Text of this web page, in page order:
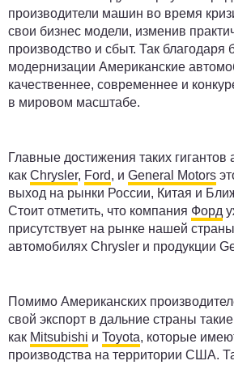
производители машин во время
свои бизнес модели, изменив
производство и сбыт. Так благодаря
модернизации Американские
качественнее, современнее и
в мировом масштабе.
Главные достижения таких
как Chrysler, Ford, и General Motors
выход на рынки России, Китая и
Стоит отметить, что компания Форд
присутствует на рынке нашей
автомобилях Chrysler и продукции
Помимо Американских
свой экспорт в дальние страны
как Mitsubishi и Toyota, которые
производства на территории США.